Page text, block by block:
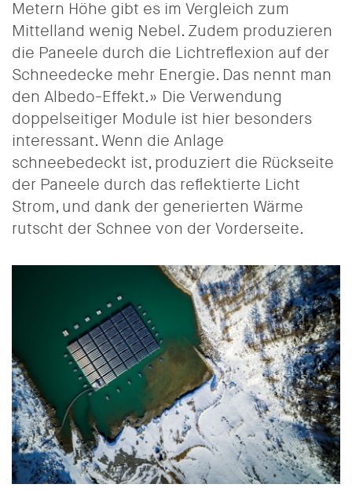
Metern Höhe gibt es im Vergleich zum
Mittelland wenig Nebel. Zudem produzieren
die Paneele durch die Lichtreflexion auf der
Schneedecke mehr Energie. Das nennt man
den Albedo-Effekt.» Die Verwendung
doppelseitiger Module ist hier besonders
interessant. Wenn die Anlage
schneebedeckt ist, produziert die Rückseite
der Paneele durch das reflektierte Licht
Strom, und dank der generierten Wärme
rutscht der Schnee von der Vorderseite.